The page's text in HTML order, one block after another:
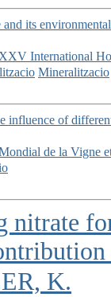
its
International
Mineralitzacio
influence of
de la Vigne
nitrate
K.